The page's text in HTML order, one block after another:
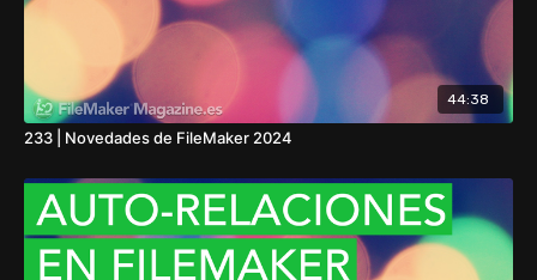
44:38
233 | Novedades de FileMaker 2024